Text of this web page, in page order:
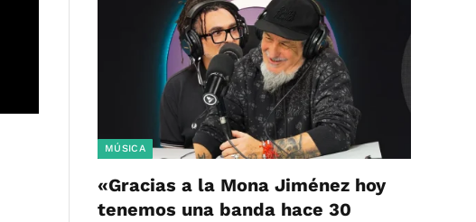
MÚSICA
«Gracias a la Mona Jiménez hoy
tenemos una banda hace 30